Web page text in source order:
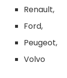
Renault,
Ford,
Peugeot,
Volvo